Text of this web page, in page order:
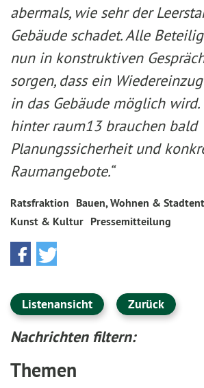
abermals, wie sehr der
Gebäude schadet. Alle
nun in konstruktiven
sorgen, dass ein
in das Gebäude möglich wird.
hinter raum13 brauchen bald
Planungssicherheit und
Raumangebote.“
Ratsfraktion Bauen, Wohnen &
Kunst & Kultur Pressemitteilung
Listenansicht Zurück
Nachrichten filtern:
Themen